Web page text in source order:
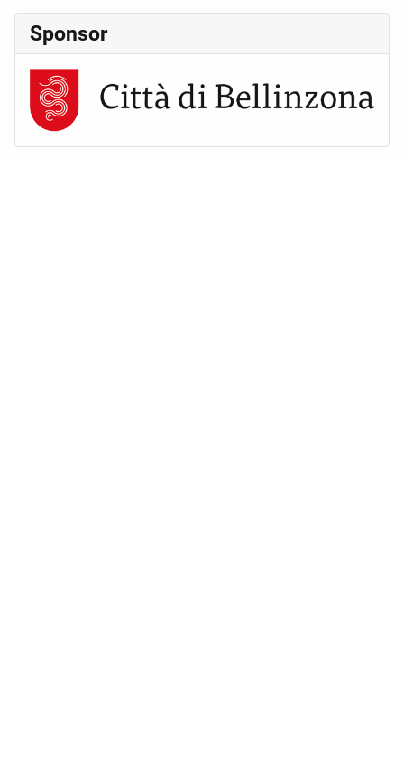
Sponsor